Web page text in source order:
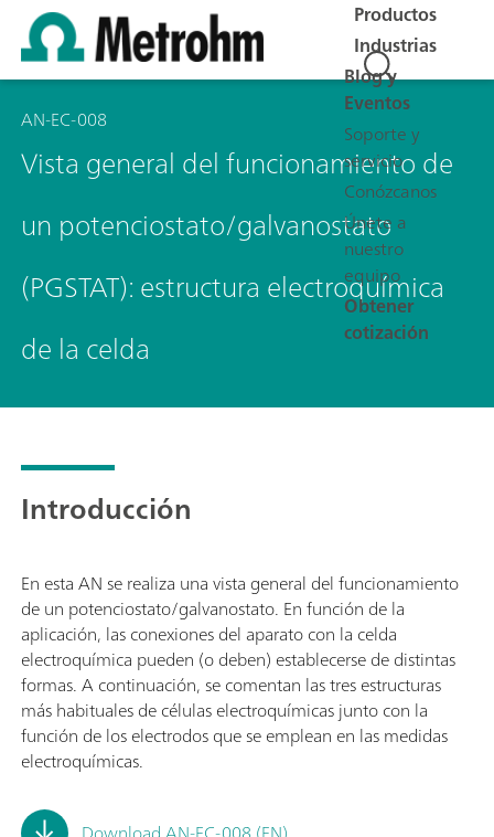
Productos
Industrias
Blog y
Eventos
Soporte y
servicio
Conózcanos
Únete a
nuestro
equipo
Obtener
cotización
AN-EC-008
Vista general del funcionamiento de
un potenciostato/galvanostato
(PGSTAT): estructura electroquímica
de la celda
Introducción
En esta AN se realiza una vista general del funcionamiento
de un potenciostato/galvanostato. En función de la
aplicación, las conexiones del aparato con la celda
electroquímica pueden (o deben) establecerse de distintas
formas. A continuación, se comentan las tres estructuras
más habituales de células electroquímicas junto con la
función de los electrodos que se emplean en las medidas
electroquímicas.